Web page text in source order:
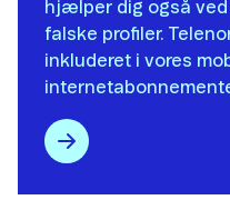
hjælper dig også
falske profiler.
inkluderet i vores